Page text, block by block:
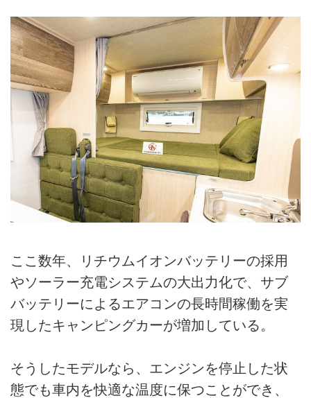
ここ数年、リチウムイオンバッテリーの採用
やソーラー充電システムの大出力化で、サブ
バッテリーによるエアコンの長時間稼働を実
現したキャンピングカーが増加している。
そうしたモデルなら、エンジンを停止した状
態でも車内を快適な温度に保つことができ、